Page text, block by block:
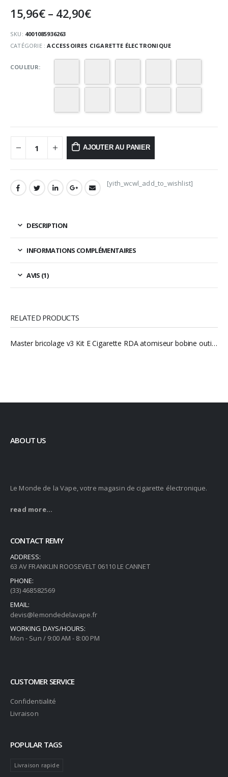
15,96€– 42,90€
SKU: 4001085936263
CATÉGORIE :ACCESSOIRES CIGARETTE ÉLECTRONIQUE
COULEUR
AJOUTER AU PANIER
[yith_wcwl_add_to_wishlist]
DESCRIPTION
INFORMATIONS COMPLÉMENTAIRES
AVIS (1)
RELATED PRODUCTS
Master bricolage v3 Kit E Cigarette RDA atomiseur bobine outil sac accessoires vape vaper outil tout-en-un Vape dispositif reconstruire atomiseur
ABOUT US
Le Monde de la Vape, votre magasin de cigarette électronique.
read more...
CONTACT REMY
ADDRESS:
63 AV FRANKLIN ROOSEVELT 06110 LE CANNET
PHONE:
(33) 468582569
EMAIL:
devis@lemondedelavape.fr
WORKING DAYS/HOURS:
Mon - Sun / 9:00 AM - 8:00 PM
CUSTOMER SERVICE
Confidentialité
Livraison
POPULAR TAGS
Livraison rapide